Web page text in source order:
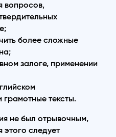
вопросов,
более сложные
залоге, применении
грамотные тексты.
не был отрывочным,
этого следует